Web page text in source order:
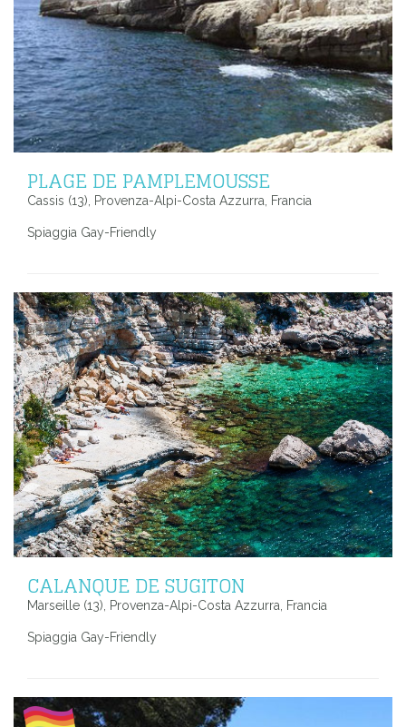
PLAGE DE PAMPLEMOUSSE
Cassis (13), Provenza-Alpi-Costa Azzurra, Francia
Spiaggia Gay-Friendly
CALANQUE DE SUGITON
Marseille (13), Provenza-Alpi-Costa Azzurra, Francia
Spiaggia Gay-Friendly